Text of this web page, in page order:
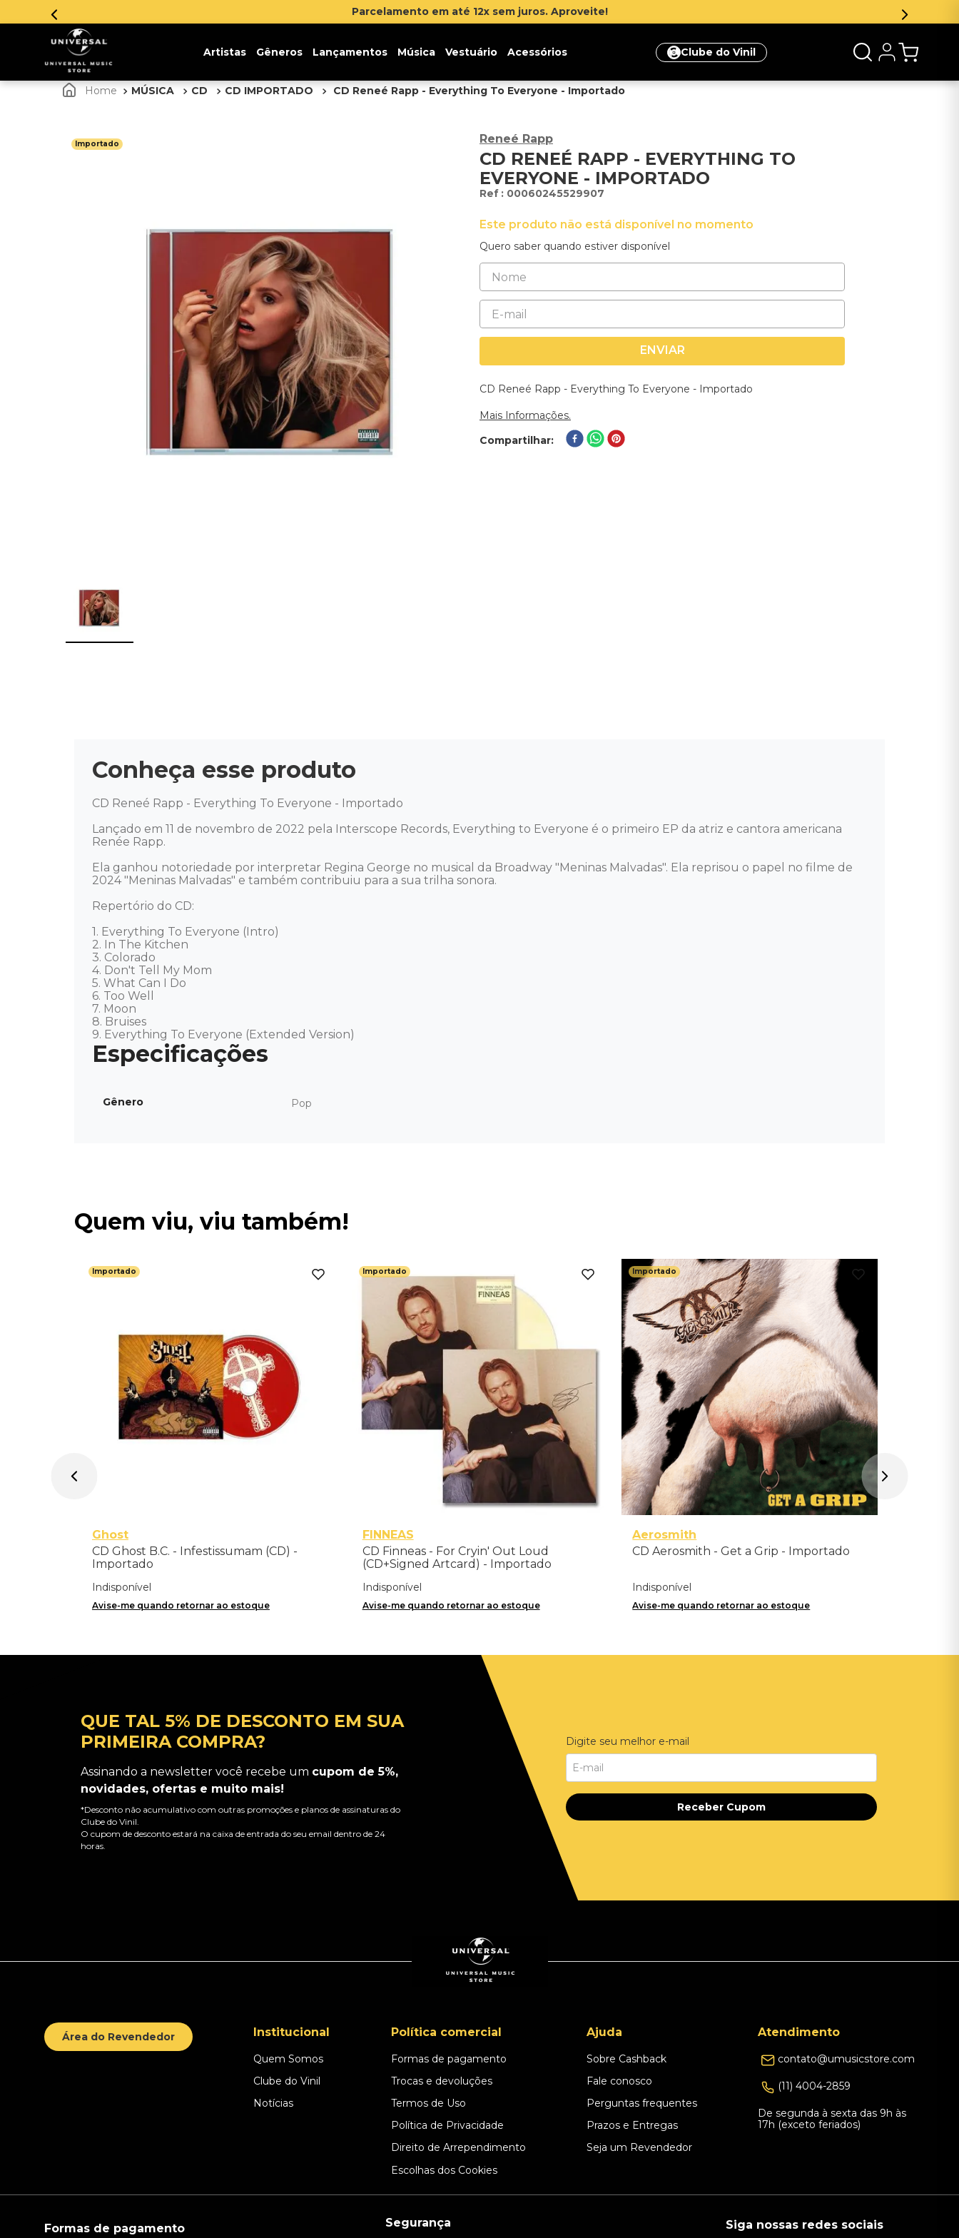
Parcelamento em até 12x sem juros. Aproveite!
Artistas Gêneros Lançamentos Música Vestuário Acessórios Clube do Vinil
MÚSICA CD CD IMPORTADO CD Reneé Rapp - Everything To Everyone - Importado
Importado Reneé Rapp
CD RENEÉ RAPP - EVERYTHING TO
EVERYONE - IMPORTADO
: 00060245529907
Este produto não está disponível no momento
Quero saber quando estiver disponível
ENVIAR
CD Reneé Rapp - Everything To Everyone - Importado
Mais Informações.
Compartilhar
Conheça esse produto
CD Reneé Rapp - Everything To Everyone - Importado
Lançado em 11 de novembro de 2022 pela Interscope Records, Everything to Everyone é o primeiro EP da atriz e cantora americana
Renée Rapp.
Ela ganhou notoriedade por interpretar Regina George no musical da Broadway "Meninas Malvadas". Ela reprisou o papel no filme de
2024 "Meninas Malvadas" e também contribuiu para a sua trilha sonora.
Repertório do CD:
1. Everything To Everyone (Intro)
2. In The Kitchen
3. Colorado
4. Don't Tell My Mom
5. What Can I Do
6. Too Well
7. Moon
8. Bruises
9. Everything To Everyone (Extended Version)
Gênero Pop
Quem viu, viu também!
Importado
Ghost
CD Ghost B.C. - Infestissumam (CD) -
Importado
Indisponível
Avise-me quando retornar ao estoque
Importado
FINNEAS
CD Finneas - For Cryin' Out Loud
(CD+Signed Artcard) - Importado
Indisponível
Avise-me quando retornar ao estoque
Importado
Aerosmith
CD Aerosmith - Get a Grip - Importado
Indisponível
Avise-me quando retornar ao estoque
QUE TAL 5% DE DESCONTO EM SUA
PRIMEIRA COMPRA?
Assinando a newsletter você recebe um cupom de 5%,
novidades, ofertas e muito mais!
*Desconto não acumulativo com outras promoções e planos de assinaturas do
Clube do Vinil.
O cupom de desconto estará na caixa de entrada do seu email dentro de 24
horas.
Digite seu melhor e-mail
Receber Cupom
Área do Revendedor Institucional
Quem Somos
Clube do Vinil
Notícias
Política comercial
Formas de pagamento
Trocas e devoluções
Termos de Uso
Política de Privacidade
Direito de Arrependimento
Escolhas dos Cookies
Ajuda
Sobre Cashback
Fale conosco
Perguntas frequentes
Prazos e Entregas
Seja um Revendedor
Atendimento
contato@umusicstore.com
(11) 4004-2859
De segunda à sexta das 9h às
17h (exceto feriados)
Formas de pagamento Segurança Siga nossas redes sociais